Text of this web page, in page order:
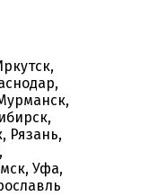
Рязань,
Уфа,